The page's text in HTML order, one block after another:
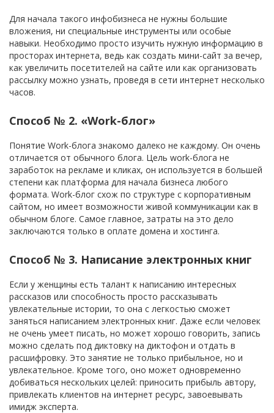
Для начала такого инфобизнеса не нужны большие
вложения, ни специальные инструменты или особые
навыки. Необходимо просто изучить нужную информацию в
просторах интернета, ведь как создать мини-сайт за вечер,
как увеличить посетителей на сайте или как организовать
рассылку можно узнать, проведя в сети интернет несколько
часов.
Способ № 2. «Work-блог»
Понятие Work-блога знакомо далеко не каждому. Он очень
отличается от обычного блога. Цель work-блога не
заработок на рекламе и кликах, он используется в большей
степени как платформа для начала бизнеса любого
формата. Work-блог схож по структуре с корпоративным
сайтом, но имеет возможности живой коммуникации как в
обычном блоге. Самое главное, затраты на это дело
заключаются только в оплате домена и хостинга.
Способ № 3. Написание электронных книг
Если у женщины есть талант к написанию интересных
рассказов или способность просто рассказывать
увлекательные истории, то она с легкостью сможет
заняться написанием электронных книг. Даже если человек
не очень умеет писать, но может хорошо говорить, запись
можно сделать под диктовку на диктофон и отдать в
расшифровку. Это занятие не только прибыльное, но и
увлекательное. Кроме того, оно может одновременно
добиваться нескольких целей: приносить прибыль автору,
привлекать клиентов на интернет ресурс, завоевывать
имидж эксперта.